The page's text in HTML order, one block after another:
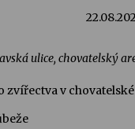
odkaz Josefa Čapka
ulice, chovatelský
v